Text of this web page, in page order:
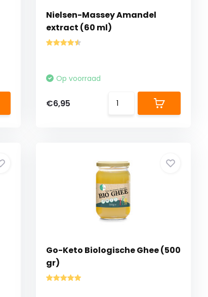
Nielsen-Massey Amandel
extract (60 ml)
Op voorraad
€6,95
Go-Keto Biologische Ghee (500
gr)